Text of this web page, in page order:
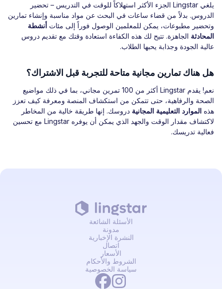
يلغي Lingstar الجزء الأكثر استهلاكاً للوقت في التدريس – تحضير
الدروس. بدلاً من قضاء ساعات في البحث عن مواد مناسبة وإنشاء تمارين
وتحضير مطبوعات، يمكن للمعلمين الوصول فوراً إلى مئات أنشطة
المحادثة الجاهزة. تتيح لك هذه الكفاءة استعادة وقتك مع تقديم دروس
عالية الجودة وجذابة يحبها الطلاب.
هل هناك تمارين مجانية متاحة للتجربة قبل الاشتراك؟
نعم! يقدم Lingstar أكثر من 100 تمرين مجاني، بما في ذلك مواضيع
الصحة والرفاهية، حتى تتمكن من استكشاف المنصة ومعرفة كيف تعزز
هذه الموارد التعليمية المجانية دروسك. إنها طريقة خالية من المخاطر
لاكتشاف مقدار الوقت والجهد الذي يمكن أن يوفره Lingstar مع تحسين
فعالية تدريسك.
الأسئلة الشائعة
مدونة
النشرة الإخبارية
اتصال
الأسعار
الشروط والأحكام
سياسة الخصوصية